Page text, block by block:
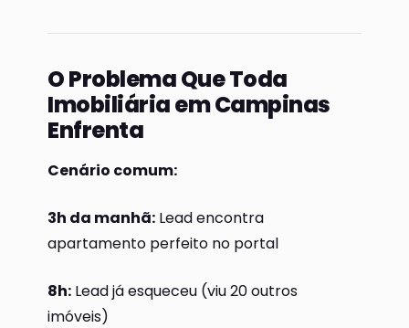
O Problema Que Toda
Imobiliária em Campinas
Enfrenta
Cenário comum:
3h da manhã: Lead encontra
apartamento perfeito no portal
8h: Lead já esqueceu (viu 20 outros
imóveis)